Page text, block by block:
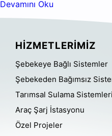
Devamını Oku
HİZMETLERİMİZ
Şebekeye Bağlı Sistemler
Şebekeden Bağımsız
Tarımsal Sulama Sistemleri
Araç Şarj İstasyonu
Özel Projeler